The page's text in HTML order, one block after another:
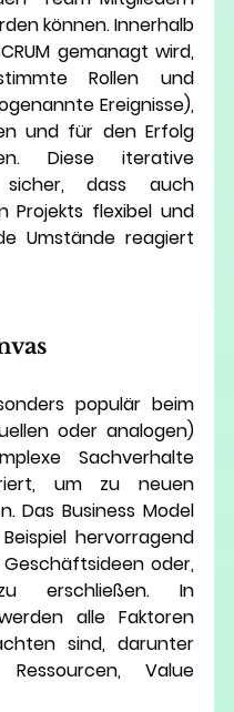
können. Innerhalb
gemanagt wird,
Rollen und
Ereignisse),
und für den Erfolg
Diese iterative
sicher, dass auch
Projekts flexibel und
Umstände reagiert
populär beim
oder analogen)
Sachverhalte
um zu neuen
Das Business Model
hervorragend
oder,
erschließen. In
alle Faktoren
sind, darunter
Value